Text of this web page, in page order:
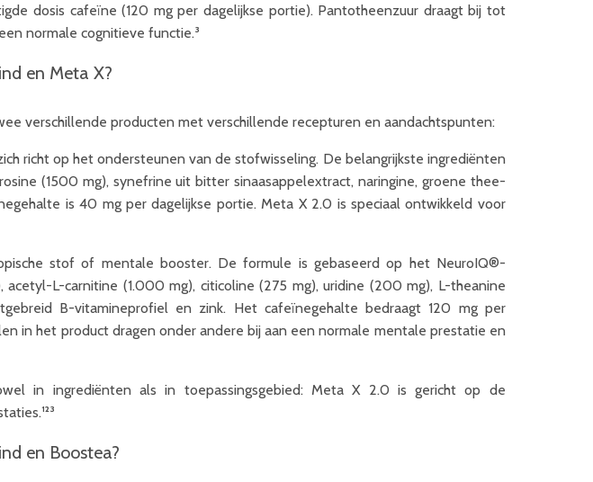
dosis cafeïne (120 mg per dagelijkse portie). Pantotheenzuur draagt bij tot
normale cognitieve functie.³
en Meta X?
verschillende producten met verschillende recepturen en aandachtspunten:
richt op het ondersteunen van de stofwisseling. De belangrijkste ingrediënten
(1500 mg), synefrine uit bitter sinaasappelextract, naringine, groene thee-
is 40 mg per dagelijkse portie. Meta X 2.0 is speciaal ontwikkeld voor
stof of mentale booster. De formule is gebaseerd op het NeuroIQ®-
L-carnitine (1.000 mg), citicoline (275 mg), uridine (200 mg), L-theanine
B-vitamineprofiel en zink. Het cafeïnegehalte bedraagt 120 mg per
in het product dragen onder andere bij aan een normale mentale prestatie en
in ingrediënten als in toepassingsgebied: Meta X 2.0 is gericht op de
en Boostea?